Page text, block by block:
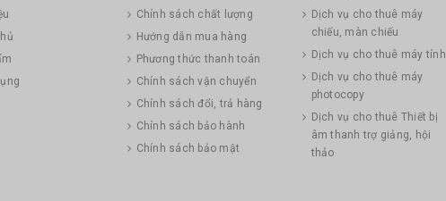
Chính sách chất lượng
Hướng dẫn mua hàng
Phương thức thanh toán
Chính sách vận chuyển
Chính sách đổi, trả hàng
Chính sách bảo hành
Chính sách bảo mật
Dịch vụ cho thuê máy
chiếu, màn chiếu
Dịch vụ cho thuê máy tính
Dịch vụ cho thuê máy
photocopy
Dịch vụ cho thuê Thiết bị
âm thanh trợ giảng, hội
thảo